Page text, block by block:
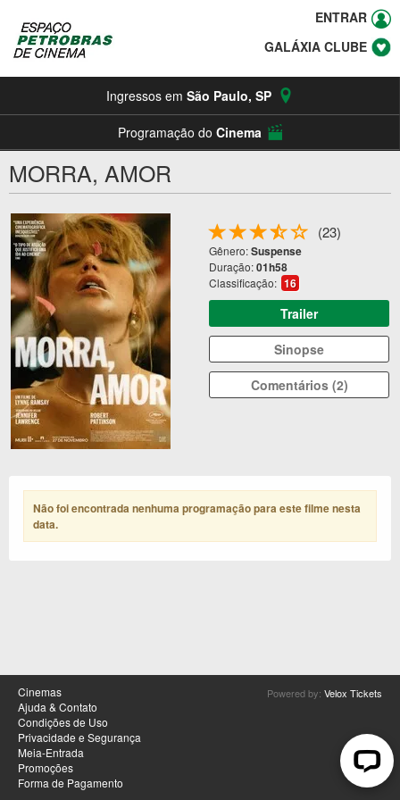
ENTRAR
GALÁXIA CLUBE
Ingressos em São Paulo, SP
Programação do Cinema
MORRA, AMOR
(23)
Gênero:Suspense
Duração:01h58
Classificação: 16
Trailer
Sinopse
Comentários (2)
Não foi encontrada nenhuma programação para este filme nesta
data.
Cinemas
Ajuda & Contato
Condições de Uso
Privacidade e Segurança
Meia-Entrada
Promoções
Forma de Pagamento
Powered by: Velox Tickets